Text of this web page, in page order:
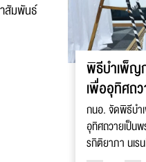
สัมพันธ์
พิธีบำเพ็ญ
เพื่ออุทิศถ
พระเจ้าลูก
กนอ. จัดพิธีบ
อุทิศถวายเป็นพ
รกิติยาภา นเ